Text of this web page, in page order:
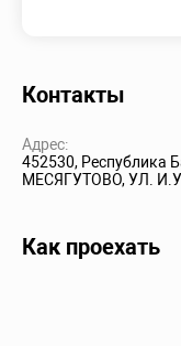
Контакты
Адрес:
452530, Республика
МЕСЯГУТОВО, УЛ.
Как проехать